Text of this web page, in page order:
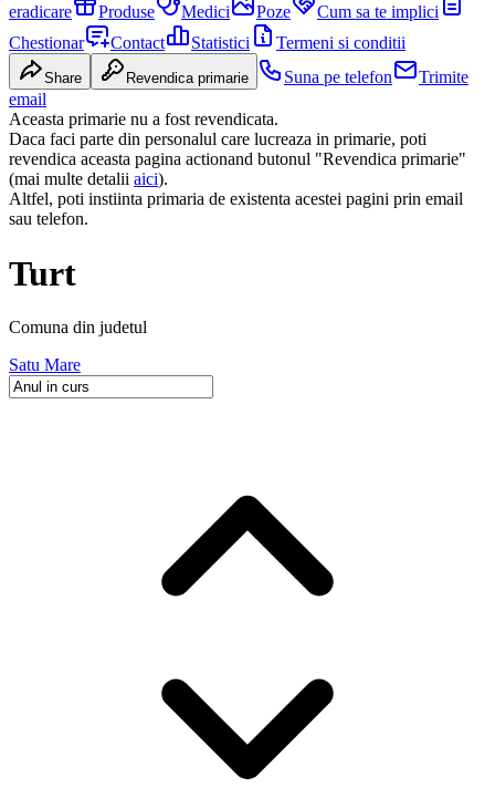
eradicare
Produse Medici Poze
Cum sa te implici
Chestionar
Contact Statistici Termeni si conditii
Share Revendica primarie Suna pe telefon
Trimite
email
Aceasta primarie nu a fost revendicata.
Daca faci parte din personalul care lucreaza in primarie, poti
revendica aceasta pagina actionand butonul "Revendica primarie"
(mai multe detalii aici).
Altfel, poti instiinta primaria de existenta acestei pagini prin email
sau telefon.
Turt
Comuna din judetul
Satu Mare